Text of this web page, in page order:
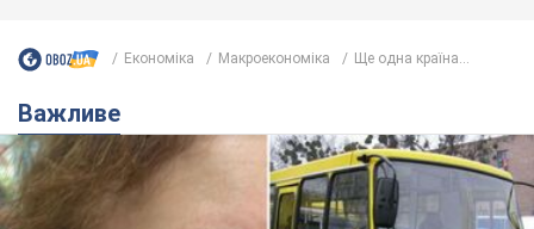
Економіка Mакроекономіка Ще одна країна...
Важливе